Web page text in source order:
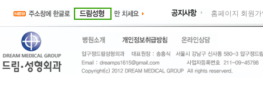
홈페이지 회원